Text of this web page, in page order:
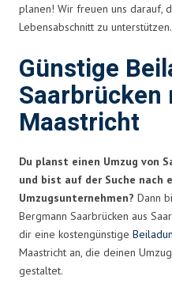
planen! Wir freuen uns darauf,
Lebensabschnitt zu unterstützen.
Günstige
Saarbrücken
Maastricht
Du planst einen Umzug von
und bist auf der Suche nach
Umzugsunternehmen? Dann
Bergmann Saarbrücken aus
dir eine kostengünstige
Maastricht an, die deinen
gestaltet.